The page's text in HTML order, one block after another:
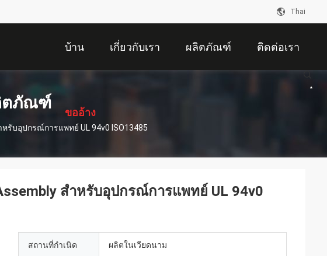
Thai
บ้าน เกี่ยวกับเรา ผลิตภัณฑ์ ติดต่อเรา
ขออ้าง
ตภัณฑ์
รับอุปกรณ์การแพทย์ UL 94v0 ISO13485
สำหรับอุปกรณ์การแพทย์ UL 94v0
สถานที่กำเนิด ผลิตในเวียดนาม